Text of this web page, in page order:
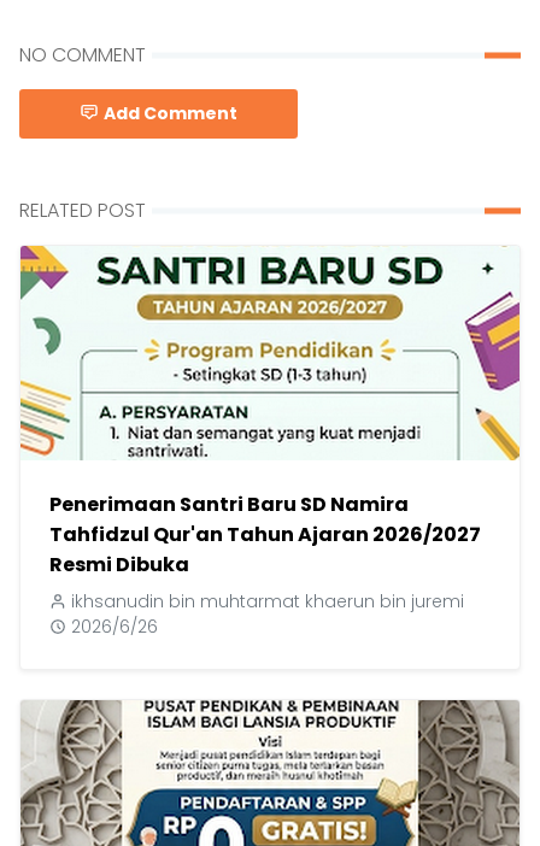
NO COMMENT
Add Comment
RELATED POST
Penerimaan Santri Baru SD Namira
Tahfidzul Qur'an Tahun Ajaran 2026/2027
Resmi Dibuka
ikhsanudin bin muhtarmat khaerun bin juremi
2026/6/26